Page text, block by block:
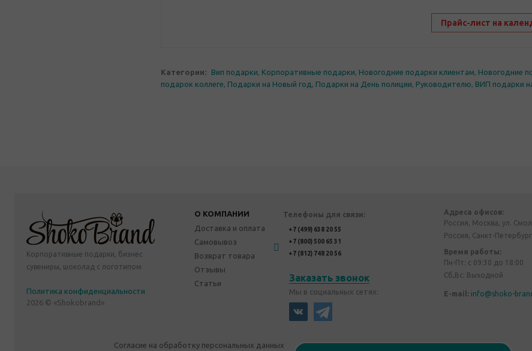
Прайс-лист на
Категории: Вип подарки, Корпоративные подарки, Новогодние подарки клиентам, Новогодние
подарок коллеге, Подарки на Новый год , Подарки на День полиции, Руководителю, ВИП подарки
Корпоративные подарки, бизнес
сувениры, шоколад с логотипом
Политика конфиденциальности
2026 © «Shokobrand»
О КОМПАНИИ
Доставка и оплата
Самовывоз
Возврат товара
Отзывы
Статьи
Телефоны для связи:
+7 (499) 638 20 55
+7 (800) 500 65 31
+7 (812) 748 20 56
Заказать звонок
Мы в социальных сетях:
Адреса офисов:
Россия, Москва, ул.
Россия, Санкт-
Время работы:
Пн-Пт: с 09:30 до 18:00
Сб,Вс: Выходной
E-mail: info@shoko-
Согласие на обработку персональных данных Политика конфиденциальности